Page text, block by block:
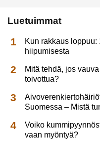
Luetuimmat
Kun rakkaus loppuu:
hiipumisesta
Mitä tehdä, jos
toivottua?
Suomessa – Mistä
Voiko
vaan myöntyä?